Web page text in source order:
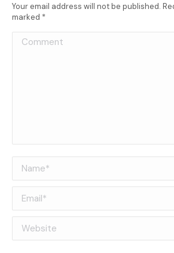
Your email address will not be published.
marked *
Comment
Name *
Email *
Website